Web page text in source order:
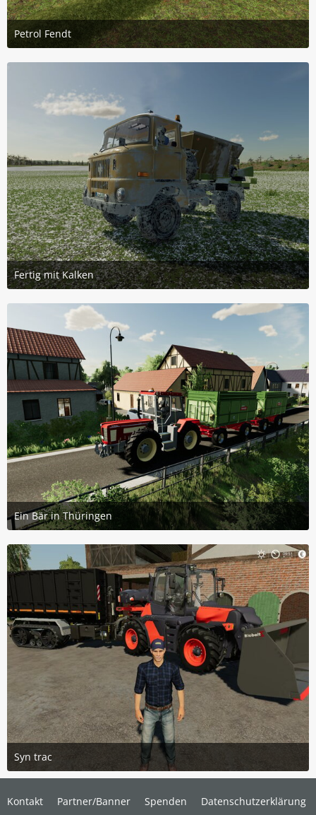
Petrol Fendt
9. November 2023 um 09:06
5
Fertig mit Kalken
2. September 2023 um 22:14
2
Ein Bär in Thüringen
7. April 2023 um 07:41
5
Syn trac
13. Juli 2019 um 11:46
Kontakt Partner/Banner Spenden Datenschutzerklärung